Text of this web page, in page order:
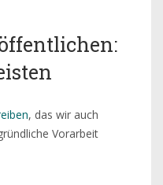
, das wir auch
Vorarbeit